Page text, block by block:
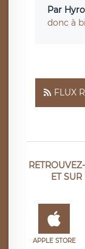
Par
donc à
FLUX
ET
APPLE STORE